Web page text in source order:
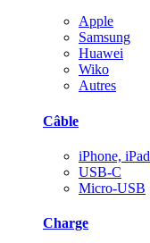
Apple
Samsung
Huawei
Wiko
Autres
Câble
iPhone, iPad
USB-C
Micro-USB
Charge